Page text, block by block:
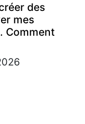
des
mes
Comment